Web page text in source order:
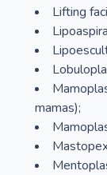
Lifting
mamas);